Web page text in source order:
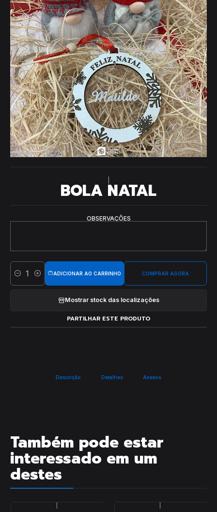
BOLA NATAL
OBSERVAÇÕES
Quantidade
ADICIONAR AO CARRINHO COMPRAR AGORA
Mostrar stock das localizações
PARTILHAR ESTE PRODUTO
Descrição Detalhes Anexos
Também pode estar
interessado em um
destes